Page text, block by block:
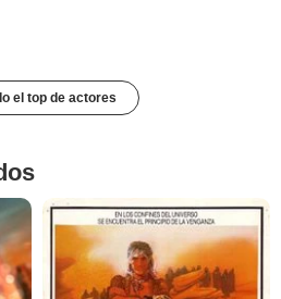
el top de actores